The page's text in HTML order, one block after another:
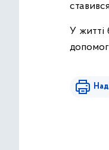
У житті